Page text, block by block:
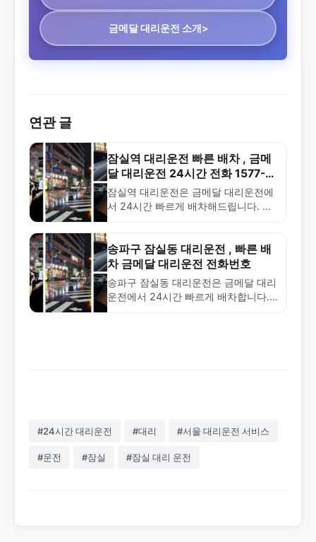
금메달 대리운전 소개>
연관 글
잠실역 대리운전 빠른 배차 , 금메
달 대리운전 24시간 전화 1577-
4774
잠실역 대리운전은 금메달 대리운전에
서 24시간 빠르게 배차해드립니다. 합
이용 시 최고의 선택입니다.
송파구 잠실동 대리운전 , 빠른 배
차 금메달 대리운전 전화번호
송파구 잠실동 대리운전은 금메달 대리
운전에서 24시간 빠르게 배차합니다.
#24시간 대리운전 #대리 #서울 대리운전 서비스
#운전 #잠실 #잠실 대리 운전